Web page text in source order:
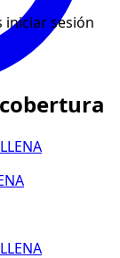
iniciar sesión